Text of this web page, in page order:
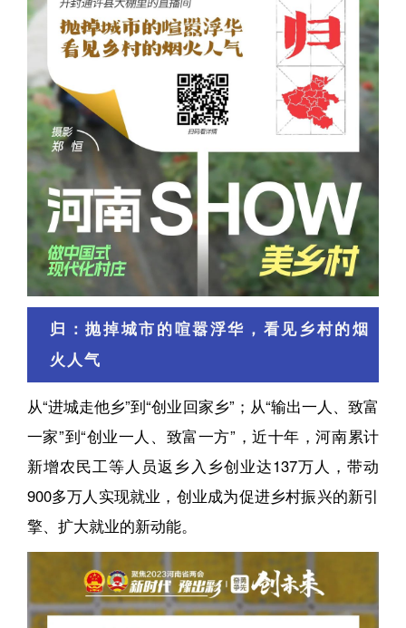
归：抛掉城市的喧嚣浮华，看见乡村的烟
火人气
从“进城走他乡”到“创业回家乡”；从“输出一人、致富
一家”到“创业一人、致富一方”，近十年，河南累计
新增农民工等人员返乡入乡创业达137万人，带动
900多万人实现就业，创业成为促进乡村振兴的新引
擎、扩大就业的新动能。